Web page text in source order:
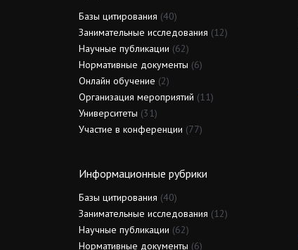
Базы цитирования (40)
Занимательные исследования (12)
Научные публикации (62)
Нормативные документы (6)
Онлайн обучение (2)
Организация мероприятий (11)
Университеты (31)
Участие в конференции (77)
Информационные рубрики
Базы цитирования (40)
Занимательные исследования (12)
Научные публикации (62)
Нормативные документы (6)